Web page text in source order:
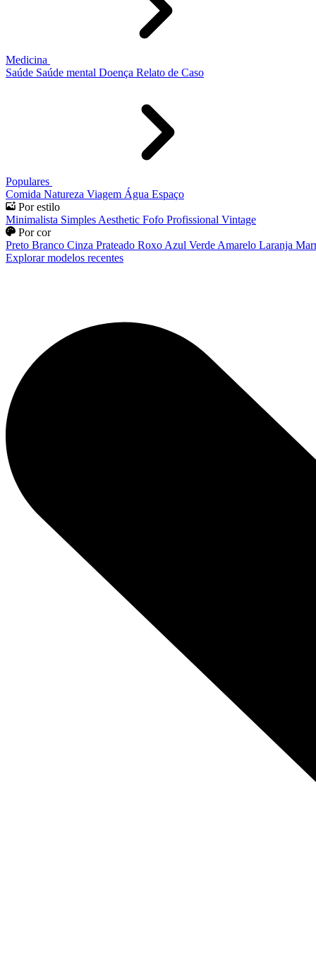
Medicina
Saúde Saúde mental Doença Relato de Caso
Populares
Comida Natureza Viagem Água Espaço
Por estilo
Minimalista Simples Aesthetic Fofo Profissional Vintage
Por cor
Preto Branco Cinza Prateado Roxo Azul Verde Amarelo Laranja
Explorar modelos recentes